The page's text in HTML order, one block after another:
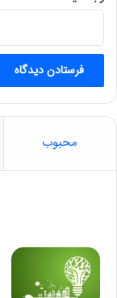
محبوب